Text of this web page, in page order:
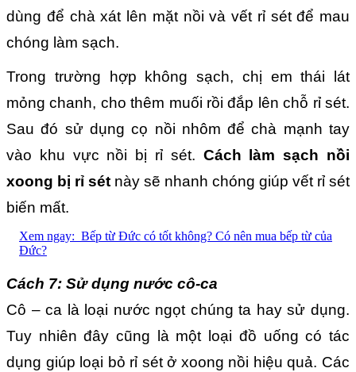
dùng để chà xát lên mặt nồi và vết rỉ sét để mau
chóng làm sạch.
Trong trường hợp không sạch, chị em thái lát
mỏng chanh, cho thêm muối rồi đắp lên chỗ rỉ sét.
Sau đó sử dụng cọ nồi nhôm để chà mạnh tay
vào khu vực nồi bị rỉ sét. Cách làm sạch nồi
xoong bị rỉ sét này sẽ nhanh chóng giúp vết rỉ sét
biến mất.
Xem ngay: Bếp từ Đức có tốt không? Có nên mua bếp từ của
Đức?
Cách 7: Sử dụng nước cô-ca
Cô – ca là loại nước ngọt chúng ta hay sử dụng.
Tuy nhiên đây cũng là một loại đồ uống có tác
dụng giúp loại bỏ rỉ sét ở xoong nồi hiệu quả. Các